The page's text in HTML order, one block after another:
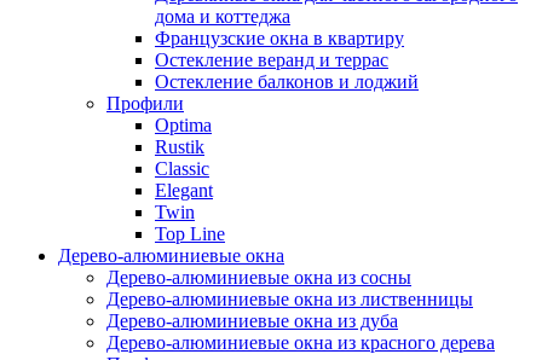
дома и коттеджа
Французские окна в квартиру
Остекление веранд и террас
Остекление балконов и лоджий
Профили
Optima
Rustik
Classic
Elegant
Twin
Top Line
Дерево-алюминиевые окна
Дерево-алюминиевые окна из сосны
Дерево-алюминиевые окна из лиственницы
Дерево-алюминиевые окна из дуба
Дерево-алюминиевые окна из красного дерева